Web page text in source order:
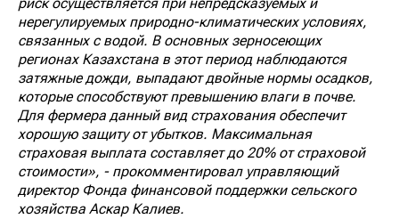
риск осуществляется при непредсказуемых и
нерегулируемых природно-климатических условиях,
связанных с водой. В основных зерносеющих
регионах Казахстана в этот период наблюдаются
затяжные дожди, выпадают двойные нормы осадков,
которые способствуют превышению влаги в почве.
Для фермера данный вид страхования обеспечит
хорошую защиту от убытков. Максимальная
страховая выплата составляет до 20% от страховой
стоимости», - прокомментировал управляющий
директор Фонда финансовой поддержки сельского
хозяйства Аскар Калиев.